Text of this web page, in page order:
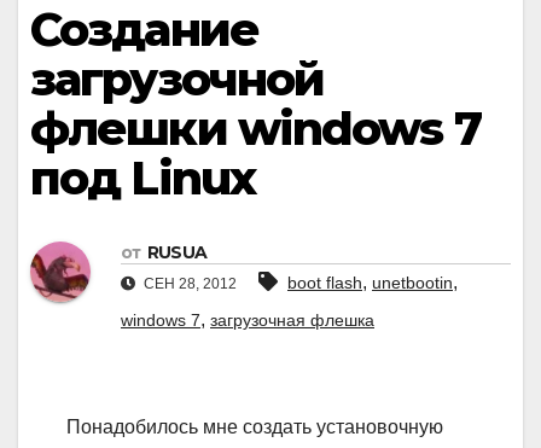
Создание
загрузочной
флешки windows 7
под Linux
от RUSUA
СЕН 28, 2012 boot flash, unetbootin,
windows 7, загрузочная флешка
Понадобилось мне создать установочную